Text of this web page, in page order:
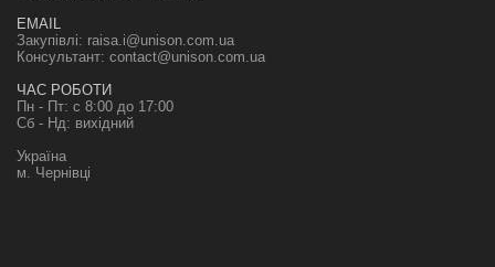
EMAIL
Закупівлі: raisa.i@unison.com.ua
Консультант: contact@unison.com.ua
ЧАС РОБОТИ
Пн - Пт: с 8:00 до 17:00
Сб - Нд: вихідний
Україна
м. Чернівці